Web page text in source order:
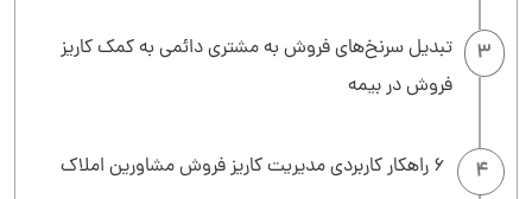
3
تبدیل سرنخ‌های فروش به مشتری دائمی به کمک کاریز
فروش در بیمه
4 6 راهکار کاربردی مدیریت کاریز فروش مشاورین املاک